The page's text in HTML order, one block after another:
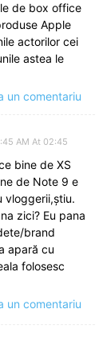
de box office
Apple
actorilor cei
astea le
un comentariu
AM At 02:45
bine de XS
de Note 9 e
vloggerii,știu.
zici? Eu pana
brand
apară cu
folosesc
un comentariu